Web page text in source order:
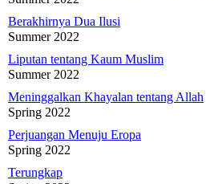
Berakhirnya Dua Ilusi
Summer 2022
Liputan tentang Kaum Muslim
Summer 2022
Meninggalkan Khayalan tentang Allah
Spring 2022
Perjuangan Menuju Eropa
Spring 2022
Terungkap